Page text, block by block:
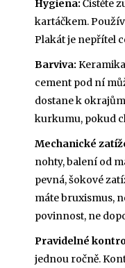
Hygiena: Čistěte
kartáčkem.
Plakát je nepřítel
Barviva:
cement pod ní
dostane k
kurkumu, pokud
Mechanické
nohty, balení od
pevná, šokové
máte bruxismus,
povinnost, ne
Pravidelné
jednou ročně.